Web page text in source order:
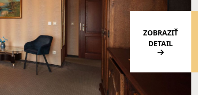
ZOBRAZIŤ
DETAIL